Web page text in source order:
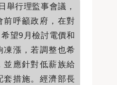
行理監事會議，
前呼籲政府，在對
望9月檢討電價和
凍漲，若調整也希
並應針對低薪族給
套措施。經濟部長